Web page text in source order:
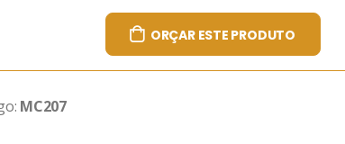
ORÇAR ESTE PRODUTO
MC207